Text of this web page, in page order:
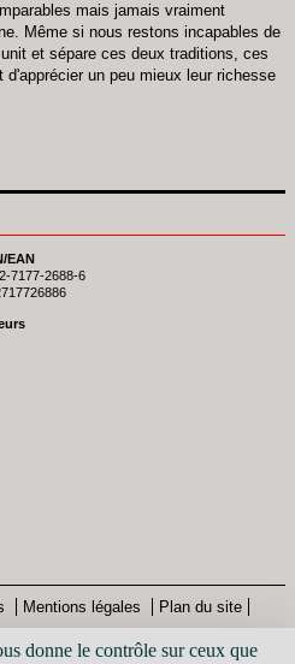
donne le contrôle sur ceux que
mais jamais vraiment
Même si nous restons incapables de
et sépare ces deux traditions, ces
un peu mieux leur richesse
EAN
7177-2688-6
Mentions légales
Plan du site
- 2013